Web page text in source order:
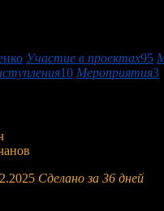
Участие в проектах95
10 Мероприятия3
Сделано за 36 дней